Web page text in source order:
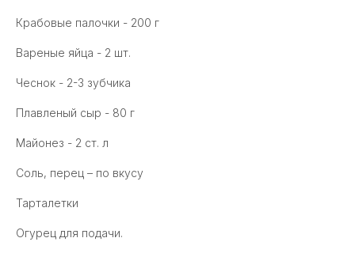
Крабовые палочки - 200 г
Вареные яйца - 2 шт.
Чеснок - 2-3 зубчика
Плавленый сыр - 80 г
Майонез - 2 ст. л
Соль, перец – по вкусу
Тарталетки
Огурец для подачи.